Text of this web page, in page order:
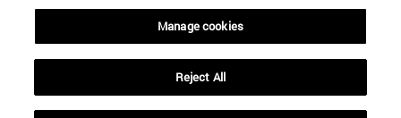
Manage cookies
Reject All